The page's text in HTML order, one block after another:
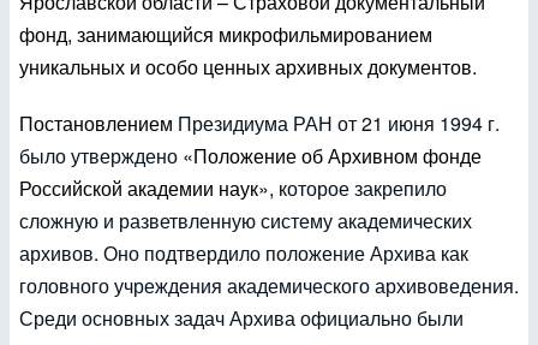
фонд, занимающийся микрофильмированием
уникальных и особо ценных архивных документов.
Постановлением Президиума РАН от 21 июня 1994 г.
было утверждено «Положение об Архивном фонде
Российской академии наук», которое закрепило
сложную и разветвленную систему академических
архивов. Оно подтвердило положение Архива как
головного учреждения академического архивоведения.
Среди основных задач Архива официально были